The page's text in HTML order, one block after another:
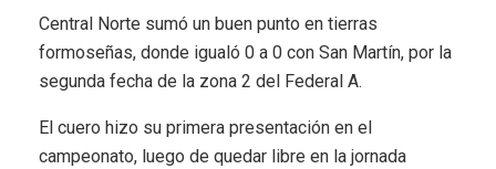
Central Norte sumó un buen punto en tierras
formoseñas, donde igualó 0 a 0 con San Martín, por la
segunda fecha de la zona 2 del Federal A.
El cuero hizo su primera presentación en el
campeonato, luego de quedar libre en la jornada